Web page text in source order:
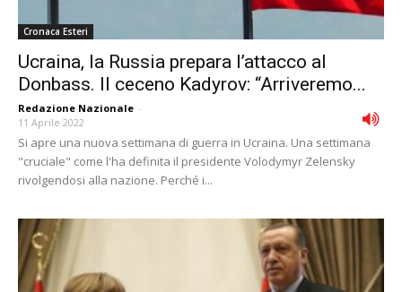
Cronaca Esteri
Ucraina, la Russia prepara l’attacco al
Donbass. Il ceceno Kadyrov: “Arriveremo...
Redazione Nazionale -
11 Aprile 2022
Si apre una nuova settimana di guerra in Ucraina. Una settimana
"cruciale" come l'ha definita il presidente Volodymyr Zelensky
rivolgendosi alla nazione. Perché i...